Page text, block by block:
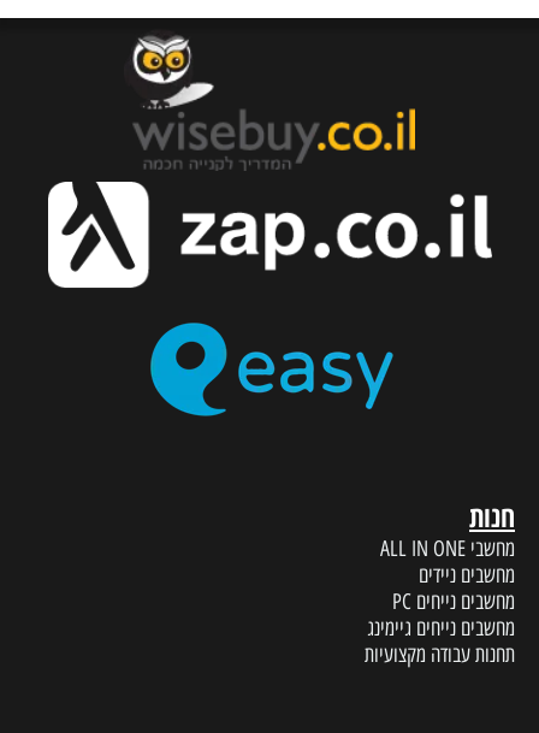
חנות
מחשבי ALL IN ONE
מחשבים ניידים
מחשבים נייחים PC
מחשבים נייחים גיימינג
תחנות עבודה מקצועיות